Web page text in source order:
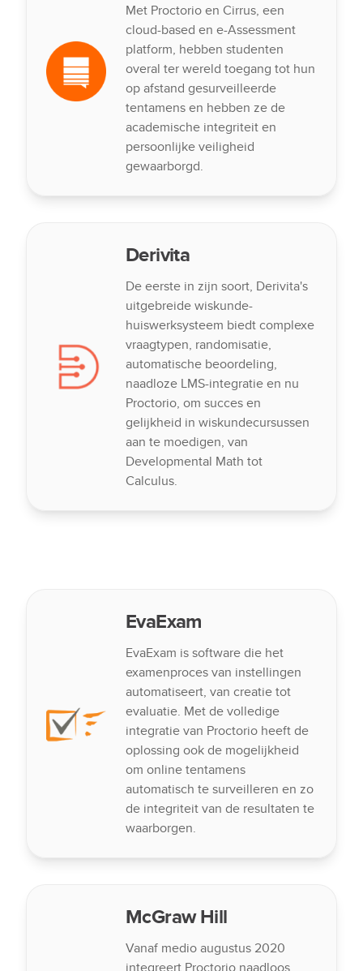
Met Proctorio en Cirrus, een
cloud-based en e-Assessment
platform, hebben studenten
overal ter wereld toegang tot hun
op afstand gesurveilleerde
tentamens en hebben ze de
academische integriteit en
persoonlijke veiligheid
gewaarborgd.
Derivita
De eerste in zijn soort, Derivita's
uitgebreide wiskunde-
huiswerksysteem biedt complexe
vraagtypen, randomisatie,
automatische beoordeling,
naadloze LMS-integratie en nu
Proctorio, om succes en
gelijkheid in wiskundecursussen
aan te moedigen, van
Developmental Math tot
Calculus.
EvaExam
EvaExam is software die het
examenproces van instellingen
automatiseert, van creatie tot
evaluatie. Met de volledige
integratie van Proctorio heeft de
oplossing ook de mogelijkheid
om online tentamens
automatisch te surveilleren en zo
de integriteit van de resultaten te
waarborgen.
McGraw Hill
Vanaf medio augustus 2020